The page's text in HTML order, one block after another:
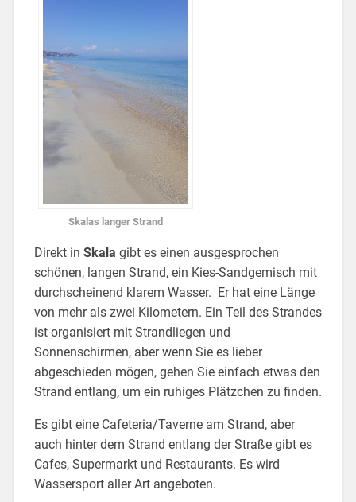
Skalas langer Strand
Direkt in Skala gibt es einen ausgesprochen
schönen, langen Strand, ein Kies-Sandgemisch mit
durchscheinend klarem Wasser. Er hat eine Länge
von mehr als zwei Kilometern. Ein Teil des Strandes
ist organisiert mit Strandliegen und
Sonnenschirmen, aber wenn Sie es lieber
abgeschieden mögen, gehen Sie einfach etwas den
Strand entlang, um ein ruhiges Plätzchen zu finden.
Es gibt eine Cafeteria/Taverne am Strand, aber
auch hinter dem Strand entlang der Straße gibt es
Cafes, Supermarkt und Restaurants. Es wird
Wassersport aller Art angeboten.